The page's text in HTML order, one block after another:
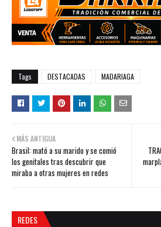
Tags DESTACADAS MADARIAGA
MÁS ANTIGUA
Brasil: mató a su marido y se comió
los genitales tras descubrir que
miraba a otras mujeres en redes
REDES